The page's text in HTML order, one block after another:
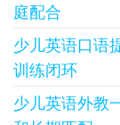
庭配合
少儿英语口语
训练闭环
少儿英语外教